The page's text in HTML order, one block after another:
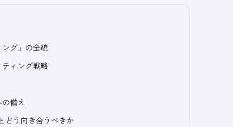
グ」の全貌
ィング戦略
備え
どう向き合うべきか